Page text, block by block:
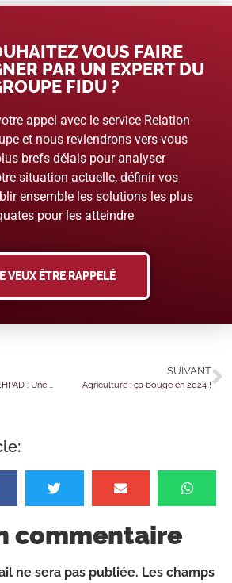
VOUS FAIRE
PAR UN EXPERT DU
FIDU ?
appel avec le service Relation
et nous reviendrons vers-vous
brefs délais pour analyser
situation actuelle, définir vos
ensemble les solutions les plus
pour les atteindre
VEUX ÊTRE RAPPELÉ
Comptabilité analytique EHPAD : Une nouvelle obligation
SUIVANT
Agriculture : ça bouge en 2024 !
commentaire
ne sera pas publiée. Les champs